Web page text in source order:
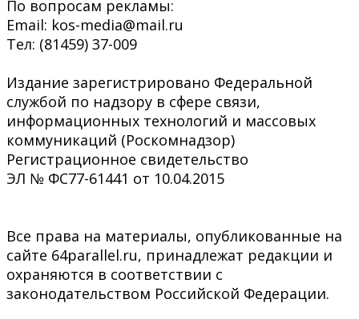
По вопросам рекламы:
Email: kos-media@mail.ru
Тел: (81459) 37-009
Издание зарегистрировано Федеральной
службой по надзору в сфере связи,
информационных технологий и массовых
коммуникаций (Роскомнадзор)
Регистрационное свидетельство
ЭЛ № ФС77-61441 от 10.04.2015
Все права на материалы, опубликованные на
сайте 64parallel.ru, принадлежат редакции и
охраняются в соответствии с
законодательством Российской Федерации.